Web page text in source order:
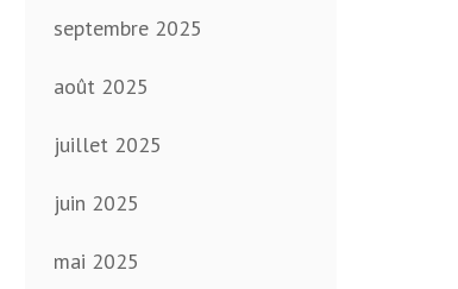
septembre 2025
août 2025
juillet 2025
juin 2025
mai 2025